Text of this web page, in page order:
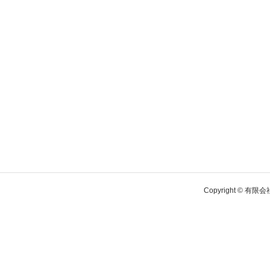
Copyright © 有限会